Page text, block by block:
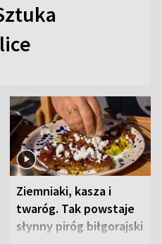
Ziemniaki, kasza i
twaróg. Tak powstaje
słynny piróg biłgorajski